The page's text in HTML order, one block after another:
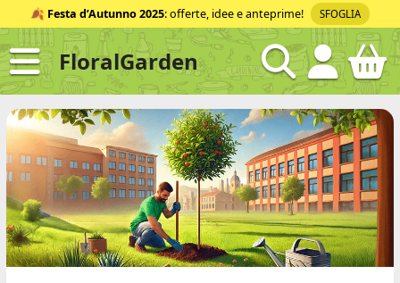
Salta
al
contenuto
ID
🍂 Festa d’Autunno 2025: offerte, idee e anteprime! SFOGLIA
FloralGarden